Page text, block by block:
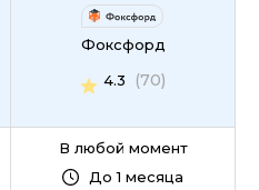
Фоксфорд
4.3
(70)
В любой момент
До 1 месяца